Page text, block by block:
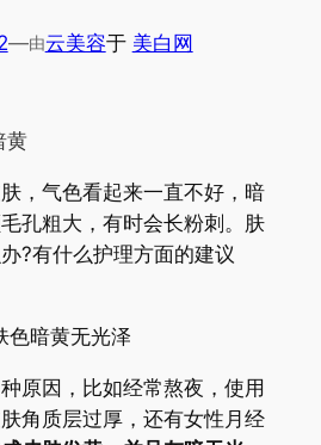
—由云美容于 美白网
黄
气色看起来一直不好，暗
孔粗大，有时会长粉刺。肤
?有什么护理方面的建议
因，比如经常熬夜，使用
角质层过厚，还有女性月经